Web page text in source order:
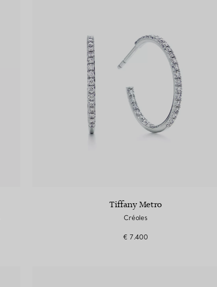
Tiffany Metro
Créoles
€ 7.400